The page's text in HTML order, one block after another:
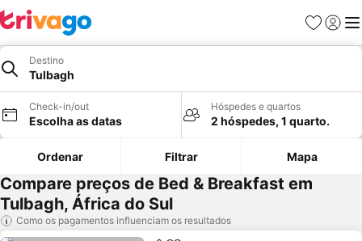
Favoritos
Iniciar
Destino
Tulbagh
Check-in/out
Escolha as datas
Hóspedes e quartos
2 hóspedes, 1 quarto.
Ordenar Filtrar Mapa
Compare preços de Bed & Breakfast em
Tulbagh, África do Sul
Como os pagamentos influenciam os resultados